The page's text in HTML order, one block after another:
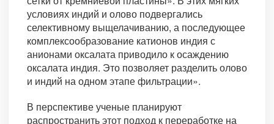
условиях индий и олово подвергались
селективному выщелачиванию, а последующее
комплексообразование катионов индия с
анионами оксалата приводило к осаждению
оксалата индия. Это позволяет разделить олово
и индий на одном этапе фильтрации».
В перспективе ученые планируют
распространить этот подход к переработке на